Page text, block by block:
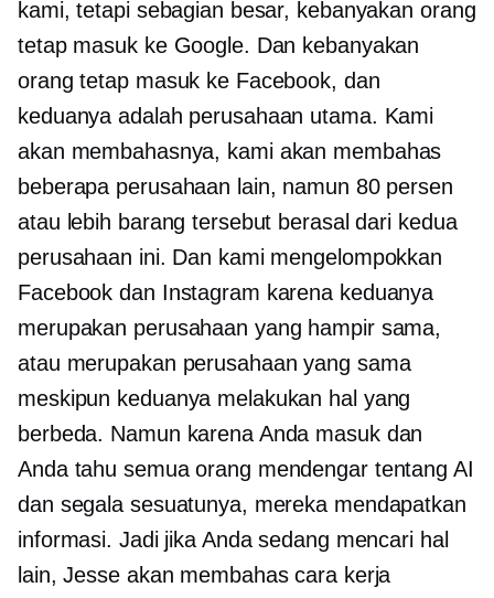
kami, tetapi sebagian besar, kebanyakan orang
tetap masuk ke Google. Dan kebanyakan
orang tetap masuk ke Facebook, dan
keduanya adalah perusahaan utama. Kami
akan membahasnya, kami akan membahas
beberapa perusahaan lain, namun 80 persen
atau lebih barang tersebut berasal dari kedua
perusahaan ini. Dan kami mengelompokkan
Facebook dan Instagram karena keduanya
merupakan perusahaan yang hampir sama,
atau merupakan perusahaan yang sama
meskipun keduanya melakukan hal yang
berbeda. Namun karena Anda masuk dan
Anda tahu semua orang mendengar tentang AI
dan segala sesuatunya, mereka mendapatkan
informasi. Jadi jika Anda sedang mencari hal
lain, Jesse akan membahas cara kerja